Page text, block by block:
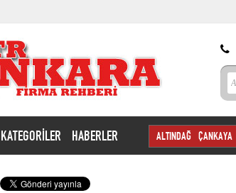
ALTINDAĞ ÇANKAYA
KATEGORİLER HABERLER